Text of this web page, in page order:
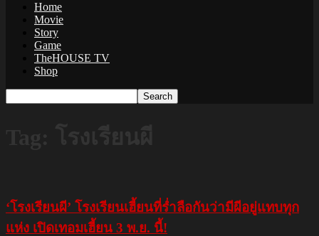
Home
Movie
Story
Game
TheHOUSE TV
Shop
‘โรงเรียนผี’ โรงเรียนเฮี้ยนที่ร่ำลือกันว่ามีผีอยู่แทบทุก
แห่ง เปิดเทอมเฮี้ยน 3 พ.ย. นี้!